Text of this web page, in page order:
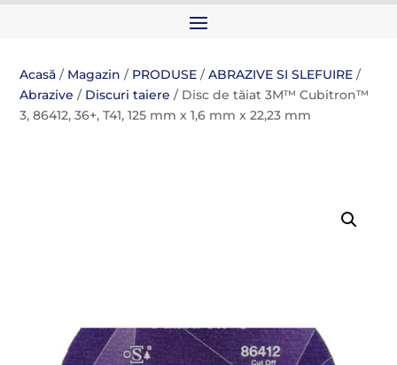
Acasă / Magazin / PRODUSE /ABRAZIVE SI SLEFUIRE /
Abrazive / Discuri taiere / Disc de tăiat 3M™ Cubitron™
3, 86412, 36+, T41, 125 mm x 1,6 mm x 22,23 mm